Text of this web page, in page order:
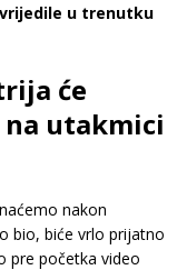
u trenutku
će
utakmici
nakon
bio, biće vrlo prijatno
pre početka video